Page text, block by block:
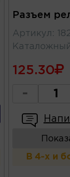
Разъем
Артикул :
125.30
-
В 4-х и